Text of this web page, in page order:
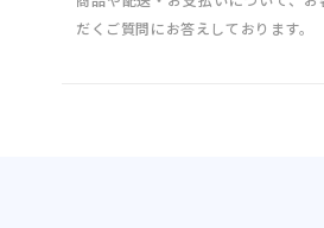
だくご質問にお答えしております。